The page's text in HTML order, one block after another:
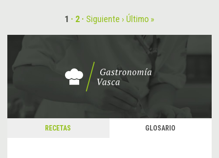
1 2 Siguiente › Último »
RECETAS GLOSARIO